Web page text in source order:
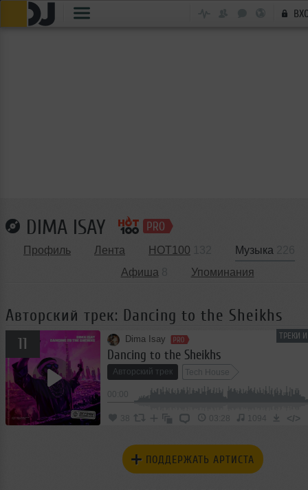
DIMA ISAY
Профиль Лента HOT100 Музыка
Афиша
Упоминания
Авторский трек: Dancing to the Sheikhs
ТРЕКИ
11 Dima Isay
Dancing to the Sheikhs
Авторский трек Tech House
38 03:28 1094 </>
ПОДДЕРЖАТЬ АРТИСТА